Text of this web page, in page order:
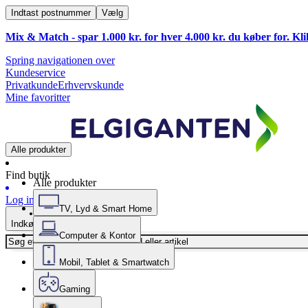
Indtast postnummer Vælg
Mix & Match - spar 1.000 kr. for hver 4.000 kr. du køber for.
Spring navigationen over
Kundeservice
PrivatkundeErhvervskunde
Mine favoritter
Alle produkter
Find butik
Log ind
Indkøbskurv
Alle produkter
TV, Lyd & Smart Home
Computer & Kontor
Mobil, Tablet & Smartwatch
Gaming